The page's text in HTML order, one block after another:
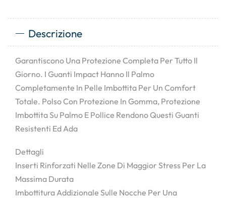
Descrizione
Garantiscono Una Protezione Completa Per Tutto Il
Giorno. I Guanti Impact Hanno Il Palmo
Completamente In Pelle Imbottita Per Un Comfort
Totale. Polso Con Protezione In Gomma, Protezione
Imbottita Su Palmo E Pollice Rendono Questi Guanti
Resistenti Ed Ada
Dettagli
Inserti Rinforzati Nelle Zone Di Maggior Stress Per La
Massima Durata
Imbottitura Addizionale Sulle Nocche Per Una